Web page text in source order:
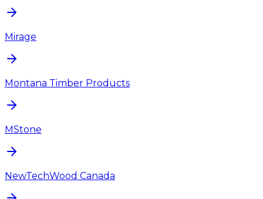
Mirage
Montana Timber Products
MStone
NewTechWood Canada